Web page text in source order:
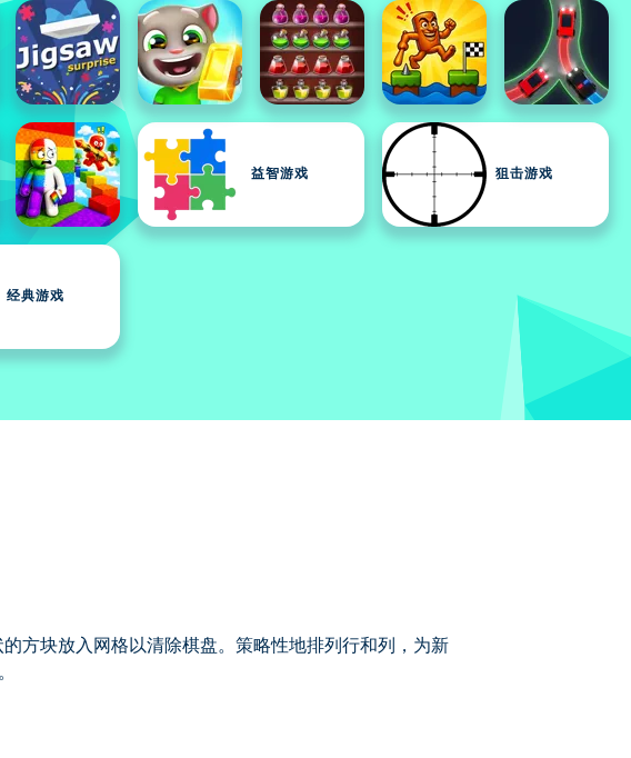
益智游戏 狙击游戏
经典游戏
方块放入网格以清除棋盘。策略性地排列行和列，为新